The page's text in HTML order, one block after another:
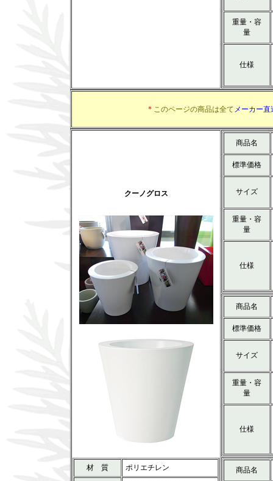
重量・容
量
仕様
* このページの商品は全て メーカー
クーノグロス
材 質 ポリエチレン
商品名
標準価格
サイズ
重量・容
量
仕様
商品名
標準価格
サイズ
重量・容
量
仕様
商品名